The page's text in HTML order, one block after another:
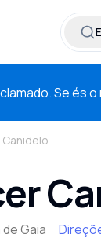
Se és
Gaia